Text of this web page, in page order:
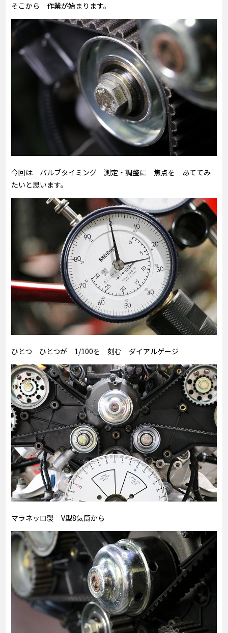
そこから 作業が始まります。
今回は バルブタイミング 測定・調整に 焦点を あててみ
たいと思います。
ひとつ ひとつが 1/100を 刻む ダイアルゲージ
マラネッロ製 V型8気筒から